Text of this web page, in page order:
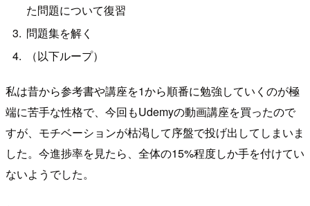
た問題について復習
問題集を解く
（以下ループ）
私は昔から参考書や講座を1から順番に勉強していくのが極
端に苦手な性格で、今回もUdemyの動画講座を買ったので
すが、モチベーションが枯渇して序盤で投げ出してしまいま
した。今進捗率を見たら、全体の15%程度しか手を付けてい
ないようでした。